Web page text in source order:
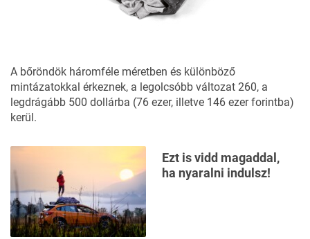
A bőröndök háromféle méretben és különböző
mintázatokkal érkeznek, a legolcsóbb változat 260, a
legdrágább 500 dollárba (76 ezer, illetve 146 ezer forintba)
kerül.
Ezt is vidd magaddal,
ha nyaralni indulsz!